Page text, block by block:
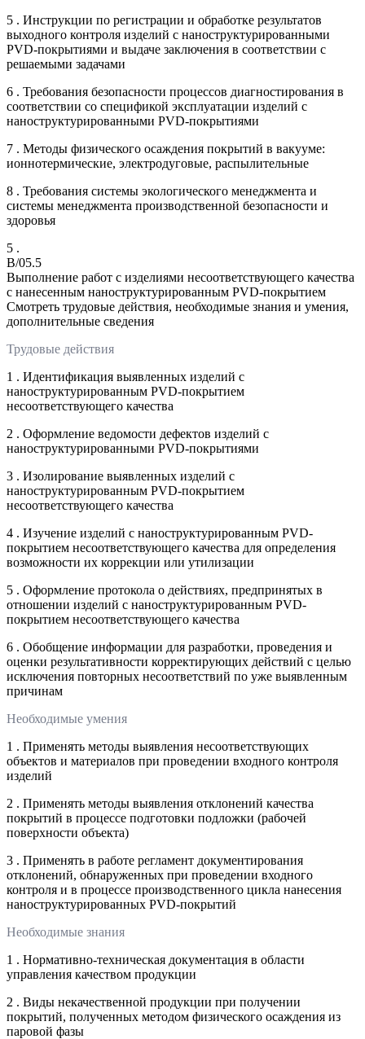
5 . Инструкции по регистрации и обработке результатов
выходного контроля изделий с наноструктурированными
PVD-покрытиями и выдаче заключения в соответствии с
решаемыми задачами
6 . Требования безопасности процессов диагностирования в
соответствии со спецификой эксплуатации изделий с
наноструктурированными PVD-покрытиями
7 . Методы физического осаждения покрытий в вакууме:
ионнотермические, электродуговые, распылительные
8 . Требования системы экологического менеджмента и
системы менеджмента производственной безопасности и
здоровья
5 .
B/05.5
Выполнение работ с изделиями несоответствующего качества
с нанесенным наноструктурированным PVD-покрытием
Смотреть трудовые действия, необходимые знания и умения,
дополнительные сведения
Трудовые действия
1 . Идентификация выявленных изделий с
наноструктурированным PVD-покрытием
несоответствующего качества
2 . Оформление ведомости дефектов изделий с
наноструктурированными PVD-покрытиями
3 . Изолирование выявленных изделий с
наноструктурированным PVD-покрытием
несоответствующего качества
4 . Изучение изделий с наноструктурированным PVD-
покрытием несоответствующего качества для определения
возможности их коррекции или утилизации
5 . Оформление протокола о действиях, предпринятых в
отношении изделий с наноструктурированным PVD-
покрытием несоответствующего качества
6 . Обобщение информации для разработки, проведения и
оценки результативности корректирующих действий с целью
исключения повторных несоответствий по уже выявленным
причинам
Необходимые умения
1 . Применять методы выявления несоответствующих
объектов и материалов при проведении входного контроля
изделий
2 . Применять методы выявления отклонений качества
покрытий в процессе подготовки подложки (рабочей
поверхности объекта)
3 . Применять в работе регламент документирования
отклонений, обнаруженных при проведении входного
контроля и в процессе производственного цикла нанесения
наноструктурированных PVD-покрытий
Необходимые знания
1 . Нормативно-техническая документация в области
управления качеством продукции
2 . Виды некачественной продукции при получении
покрытий, полученных методом физического осаждения из
паровой фазы